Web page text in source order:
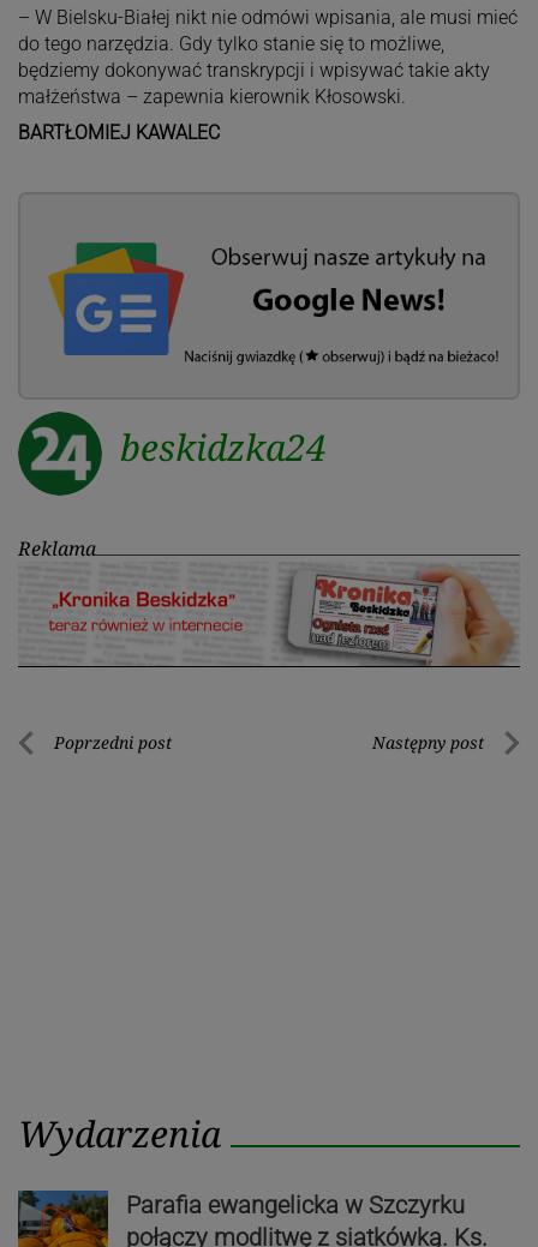
– W Bielsku-Białej nikt nie odmówi wpisania, ale musi mieć
do tego narzędzia. Gdy tylko stanie się to możliwe,
będziemy dokonywać transkrypcji i wpisywać takie akty
małżeństwa – zapewnia kierownik Kłosowski.
BARTŁOMIEJ KAWALEC
beskidzka24
Reklama
Nawigacja
Poprzedni post Następny post
Wydarzenia
Parafia ewangelicka w Szczyrku
połączy modlitwę z siatkówką. Ks.